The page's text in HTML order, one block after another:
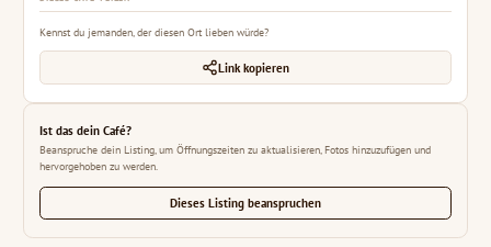
Kennst du jemanden, der diesen Ort lieben würde?
Link kopieren
Ist das dein Café?
Beanspruche dein Listing, um Öffnungszeiten zu aktualisieren, Fotos hinzuzufügen und
hervorgehoben zu werden.
Dieses Listing beanspruchen